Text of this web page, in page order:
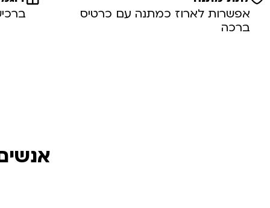
אפשרות לארוז כמתנה עם כרטיס
ברכה